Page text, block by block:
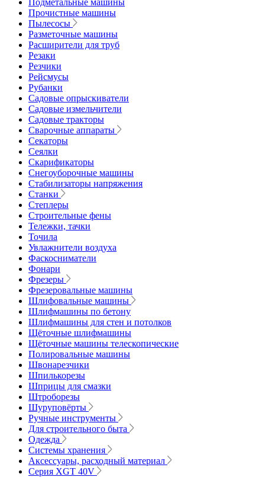
Подметальные машины
Прочистные машины
Пылесосы
Разметочные машины
Расширители для труб
Резаки
Резчики
Рейсмусы
Рубанки
Садовые опрыскиватели
Садовые измельчители
Садовые тракторы
Сварочные аппараты
Секаторы
Сеялки
Скарификаторы
Снегоуборочные машины
Стабилизаторы напряжения
Станки
Степлеры
Строительные фены
Тележки, тачки
Точила
Увлажнители воздуха
Фаскосниматели
Фонари
Фрезеры
Фрезеровальные машины
Шлифовальные машины
Шлифмашины по бетону
Шлифмашины для стен и потолков
Щёточные шлифмашины
Щёточные машины телескопические
Полировальные машины
Швонарезчики
Шпилькорезы
Шприцы для смазки
Штроборезы
Шуруповёрты
Ручные инструменты
Для строительного быта
Одежда
Системы хранения
Аксессуары, расходный материал
Серия XGT 40V